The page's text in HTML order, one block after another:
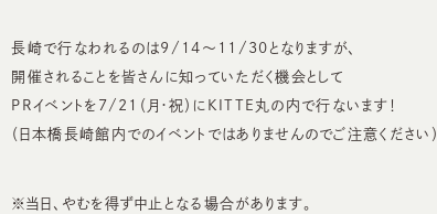
長崎で行なわれるのは9/14～11/30となりますが、
開催されることを皆さんに知っていただく機会として
PRイベントを7/21（月・祝）にKITTE丸の内で行ないます！
（日本橋長崎館内でのイベントではありませんのでご注意ください）
※当日、やむを得ず中止となる場合があります。